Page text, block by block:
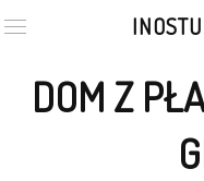
DOM Z